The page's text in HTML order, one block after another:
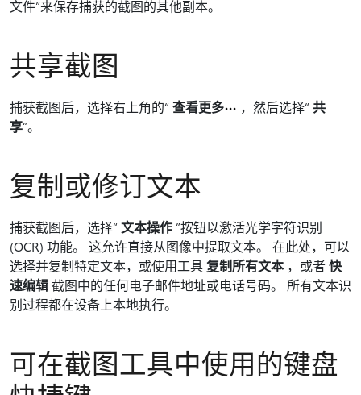
文件”来保存捕获的截图的其他副本。
共享截图
捕获截图后，选择右上角的“ 查看更多 ，然后选择“ 共
享”。
复制或修订文本
捕获截图后，选择“ 文本操作 ”按钮以激活光学字符识别
(OCR) 功能。 这允许直接从图像中提取文本。 在此处，可以
选择并复制特定文本，或使用工具复制所有文本 ，或者快
速编辑截图中的任何电子邮件地址或电话号码。 所有文本识
别过程都在设备上本地执行。
可在截图工具中使用的键盘